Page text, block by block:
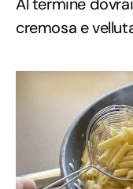
Al termine
cremosa e